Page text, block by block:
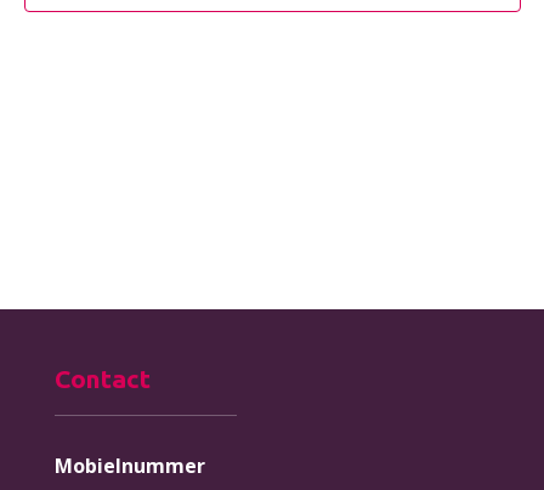
Contact
Mobielnummer